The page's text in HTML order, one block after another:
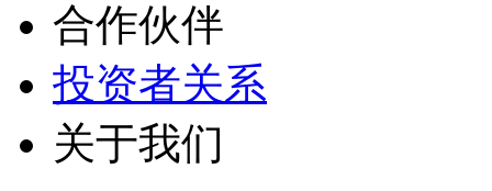
合作伙伴
投资者关系
关于我们